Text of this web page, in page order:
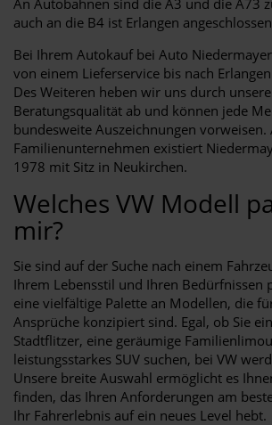
auch an die B4 ist Erlangen
Bei Ihrem Autokauf bei Auto
von einem Lieferservice bis nach
Des Weiteren heben wir uns durch
Beratungsqualität ab und können jede
bundesweite Auszeichnungen vorweisen.
Familienunternehmen existiert
1978 mit Sitz in Neukirchen.
Welches VW Modell
mir?
Sie sind auf der Suche nach einem
Ihrem Lebensstil und Ihren Bedürfnissen
eine vielfältige Palette an Modellen, die
Ansprüche konzipiert sind. Egal, ob Sie
Stadtflitzer, eine geräumige
leistungsstarkes SUV suchen, bei VW
Unsere breite Auswahl ermöglicht es
finden, das Ihren Anforderungen am
Ihr Fahrerlebnis auf ein neues Level hebt.